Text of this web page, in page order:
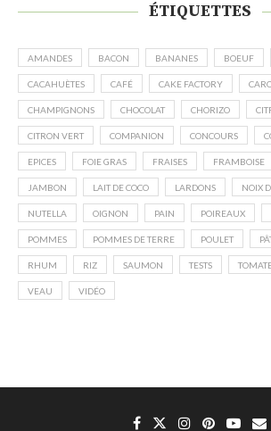
ÉTIQUETTES
AMANDES BACON BANANES BOEUF
CACAHUÈTES CAFÉ CAKE FACTORY
CHAMPIGNONS CHOCOLAT CHORIZO
CITRON VERT COMPANION CONCOURS
EPICES FOIE GRAS FRAISES FRAMBOISE
JAMBON LAIT DE COCO LARDONS NOIX
NUTELLA OIGNON PAIN POIREAUX
POMMES POMMES DE TERRE POULET
RHUM RIZ SAUMON TESTS
VEAU VIDÉO